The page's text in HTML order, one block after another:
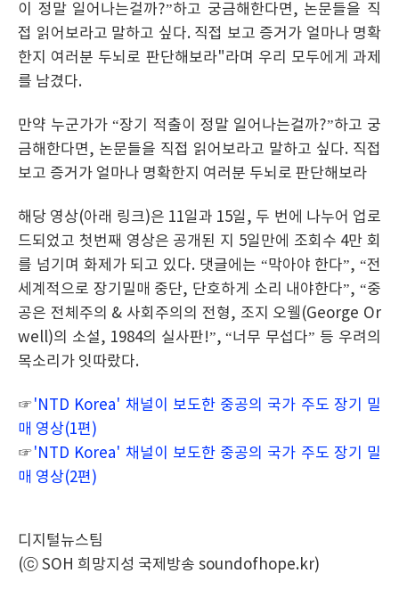
이 정말 일어나는걸까?”하고 궁금해한다면, 논문들을 직
접 읽어보라고 말하고 싶다. 직접 보고 증거가 얼마나 명확
한지 여러분 두뇌로 판단해보라"라며 우리 모두에게 과제
를 남겼다.
만약 누군가가 “장기 적출이 정말 일어나는걸까?”하고 궁
금해한다면, 논문들을 직접 읽어보라고 말하고 싶다. 직접
보고 증거가 얼마나 명확한지 여러분 두뇌로 판단해보라
해당 영상(아래 링크)은 11일과 15일, 두 번에 나누어 업로
드되었고 첫번째 영상은 공개된 지 5일만에 조회수 4만 회
를 넘기며 화제가 되고 있다. 댓글에는 “막아야 한다”, “전
세계적으로 장기밀매 중단, 단호하게 소리 내야한다”, “중
공은 전체주의 & 사회주의의 전형, 조지 오웰(George Or
well)의 소설, 1984의 실사판!”, “너무 무섭다” 등 우려의
목소리가 잇따랐다.
☞'NTD Korea' 채널이 보도한 중공의 국가 주도 장기 밀
매 영상(1편)
☞'NTD Korea' 채널이 보도한 중공의 국가 주도 장기 밀
매 영상(2편)
디지털뉴스팀
(ⓒ SOH 희망지성 국제방송 soundofhope.kr)